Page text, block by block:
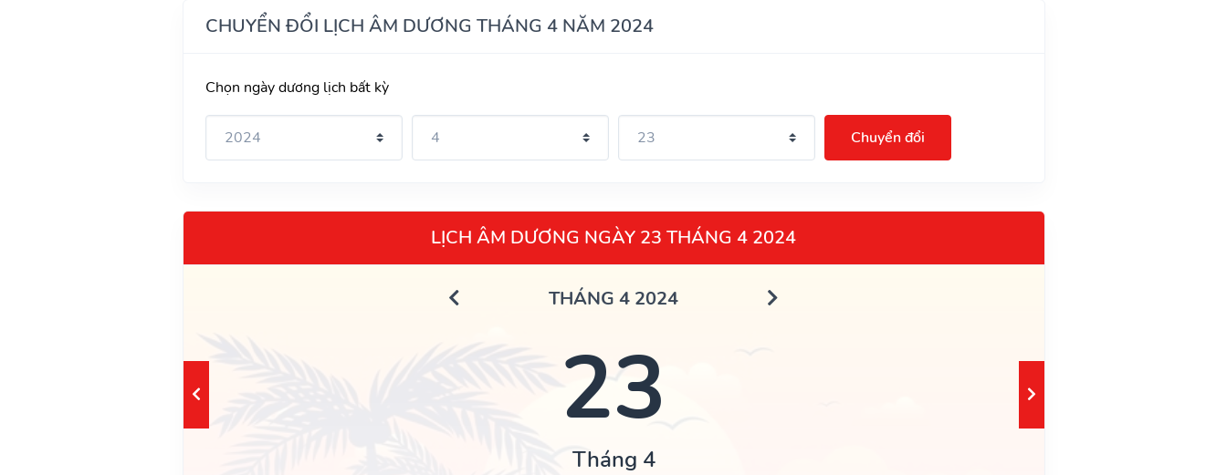
CHUYỂN ĐỔI LỊCH ÂM DƯƠNG THÁNG 4 NĂM 2024
Chọn ngày dương lịch bất kỳ
Chuyển đổi
LỊCH ÂM DƯƠNG NGÀY 23 THÁNG 4 2024
THÁNG 4 2024
23
Tháng 4